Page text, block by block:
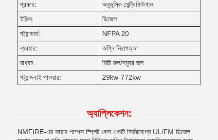
প্রকার:
অনুভূমিক সেন্ট্রিফিউগাল
ইঞ্জিন:
ডিজেল
স্ট্যান্ডার্ড:
NFPA 20
ব্যবহার:
অগ্নি নিরাপত্তা
মাধ্যম:
মিষ্টি জল/সমুদ্র জল
স্ট্যান্ডবাই পাওয়ার:
29kw-772kw
অ্যাপ্লিকেশন:
NMFIRE-এর ফায়ার পাম্পস স্প্লিট কেস একটি নির্ভরযোগ্য UL/FM ডিজেল